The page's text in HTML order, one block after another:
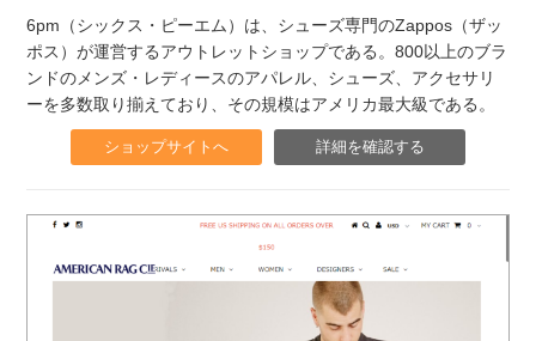
6pm（シックス・ピーエム）は、シューズ専門のZappos（ザッ
ポス）が運営するアウトレットショップである。800以上のブラ
ンドのメンズ・レディースのアパレル、シューズ、アクセサリ
ーを多数取り揃えており、その規模はアメリカ最大級である。
ショップサイトへ 詳細を確認する